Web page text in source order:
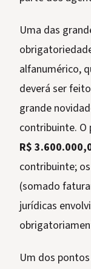
Uma das
alfanumérico,
deverá ser
grande
contribuinte.
R$
contribuinte;
(somado
jurídicas
Um dos